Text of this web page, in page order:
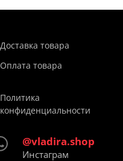
Доставка товара
Оплата товара
Политика
конфиденциальности
@vladira.shop
Инстаграм